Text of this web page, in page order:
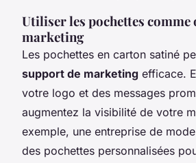
Utiliser les pochettes comme
marketing
Les pochettes en carton satiné
support de marketing efficace.
votre logo et des messages
augmentez la visibilité de votre
exemple, une entreprise de
des pochettes personnalisées